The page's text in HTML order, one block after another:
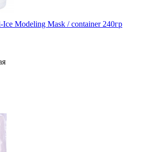
Modeling Mask / container 240гр